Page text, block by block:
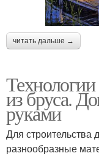
читать дальше →
Технологии
из бруса.
руками
Для строительства
разнообразные